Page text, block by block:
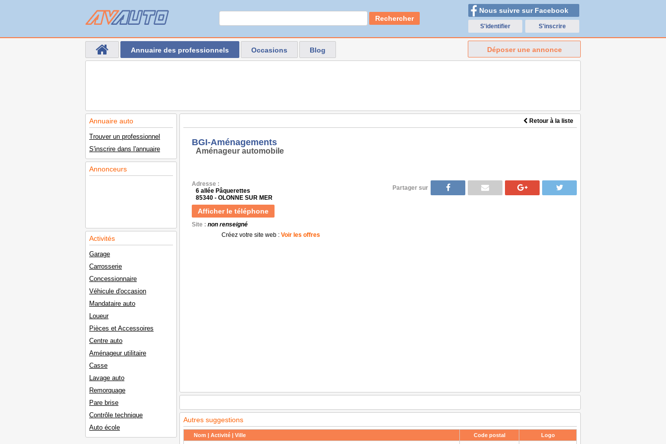
Rechercher
Nous suivre sur Facebook
S'identifier S'inscrire
Annuaire des professionnels Occasions Blog Déposer une annonce
Annuaire auto
Trouver un professionnel
S'inscrire dans l'annuaire
Annonceurs
Activités
Garage
Carrosserie
Concessionnaire
Véhicule d'occasion
Mandataire auto
Loueur
Pièces et Accessoires
Centre auto
Aménageur utilitaire
Casse
Lavage auto
Remorquage
Pare brise
Contrôle technique
Auto école
Retour à la liste
BGI-Aménagements
Aménageur automobile
Adresse :
6 allée Pâquerettes
85340 - OLONNE SUR MER
Afficher le téléphone
Site : non renseigné
Créez votre site web : Voir les offres
Partager sur
Autres suggestions
Nom | Activité | Ville Code postal Logo